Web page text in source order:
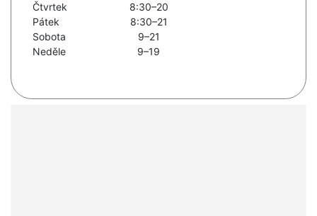
Čtvrtek
8:30–20
Pátek
8:30–21
Sobota
9–21
Neděle
9–19